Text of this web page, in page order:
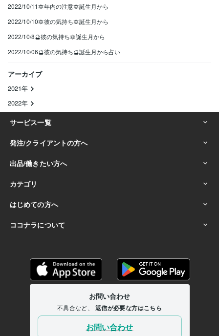
2022/10/11🔯年内の注意🔯誕生月から
2022/10/10🔯彼の気持ち🔯誕生月から
2022/10/8🔮彼の気持ち🔯誕生月から
2022/10/06🔮彼の気持ち🔮誕生月から占い
アーカイブ
2021年
2022年